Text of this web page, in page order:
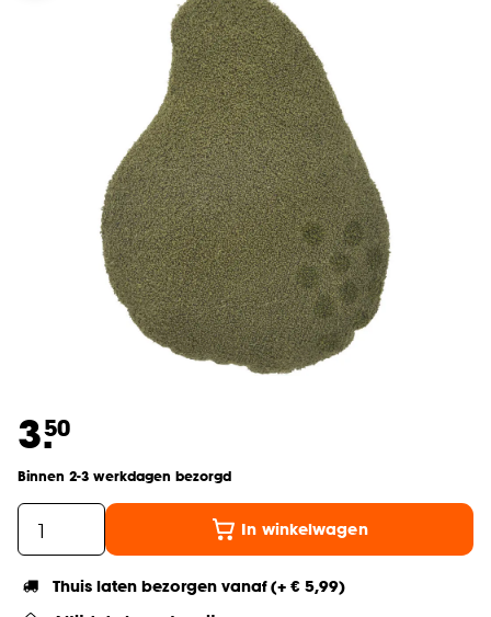
3.50
Binnen 2-3 werkdagen bezorgd
In winkelwagen
Thuis laten bezorgen vanaf (+ € 5,99)